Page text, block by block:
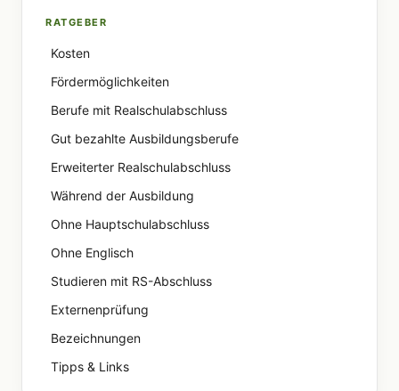
RATGEBER
Kosten
Fördermöglichkeiten
Berufe mit Realschulabschluss
Gut bezahlte Ausbildungsberufe
Erweiterter Realschulabschluss
Während der Ausbildung
Ohne Hauptschulabschluss
Ohne Englisch
Studieren mit RS-Abschluss
Externenprüfung
Bezeichnungen
Tipps & Links